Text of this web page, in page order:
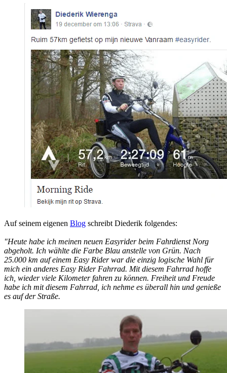
Auf seinem eigenen Blog schreibt Diederik folgendes:
"Heute habe ich meinen neuen Easyrider beim Fahrdienst Norg
abgeholt. Ich wählte die Farbe Blau anstelle von Grün. Nach
25.000 km auf einem Easy Rider war die einzig logische Wahl für
mich ein anderes Easy Rider Fahrrad. Mit diesem Fahrrad hoffe
ich, wieder viele Kilometer fahren zu können. Freiheit und Freude
habe ich mit diesem Fahrrad, ich nehme es überall hin und genieße
es auf der Straße.